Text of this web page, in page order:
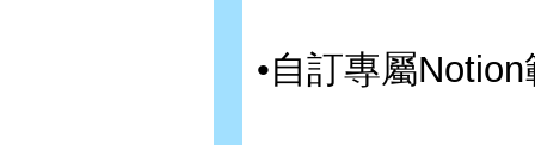
•自訂專屬